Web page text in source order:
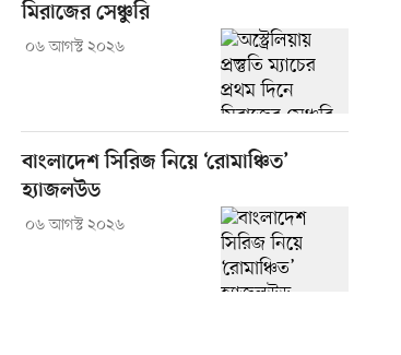
মিরাজের সেঞ্চুরি
০৬ আগস্ট ২০২৬
বাংলাদেশ সিরিজ নিয়ে ‘রোমাঞ্চিত’
হ্যাজলউড
০৬ আগস্ট ২০২৬